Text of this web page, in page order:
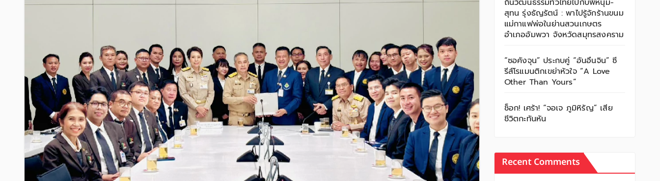
สุทน รุ่งธัญรัตน์ : พาไปรู้จักร้านขนม
แม่กาแฟพ่อในย่านสวนเกษตร
อำเภออัมพวา จังหวัดสมุทรสงคราม
“ซอคังจุน” ประกบคู่ “อันอึนจิน” ซี
รีส์โรแมนติกเขย่าหัวใจ “A Love
Other Than Yours”
ช็อก! เศร้า! “จอเจ ภูมิหิรัญ” เสีย
ชีวิตกะทันหัน
Recent Comments